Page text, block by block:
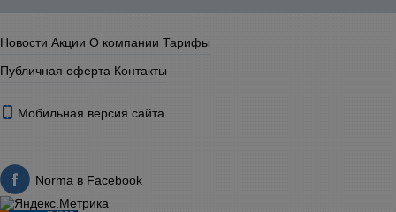
Новости Акции О компании Тарифы
Публичная оферта Контакты
Мобильная версия сайта
Norma в Facebook